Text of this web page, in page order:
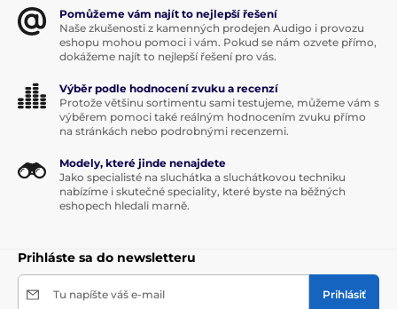
Pomůžeme vám najít to nejlepší řešení
Naše zkušenosti z kamenných prodejen Audigo i provozu
eshopu mohou pomoci i vám. Pokud se nám ozvete přímo,
dokážeme najít to nejlepší řešení pro vás.
Výběr podle hodnocení zvuku a recenzí
Protože většinu sortimentu sami testujeme, můžeme vám s
výběrem pomoci také reálným hodnocením zvuku přímo
na stránkách nebo podrobnými recenzemi.
Modely, které jinde nenajdete
Jako specialisté na sluchátka a sluchátkovou techniku
nabízíme i skutečné speciality, které byste na běžných
eshopech hledali marně.
Prihláste sa do newsletteru
Tu napíšte váš e-mail Prihlásiť